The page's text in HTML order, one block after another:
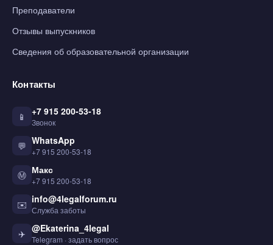
Преподаватели
Отзывы выпускников
Сведения об образовательной организации
Контакты
📱 +7 915 200-53-18
Звонок
💬 WhatsApp
+7 915 200-53-18
Ⓜ️ Макс
+7 915 200-53-18
✉️ info@4legalforum.ru
Служба заботы
✈️ @Ekaterina_4legal
Telegram · задать вопрос